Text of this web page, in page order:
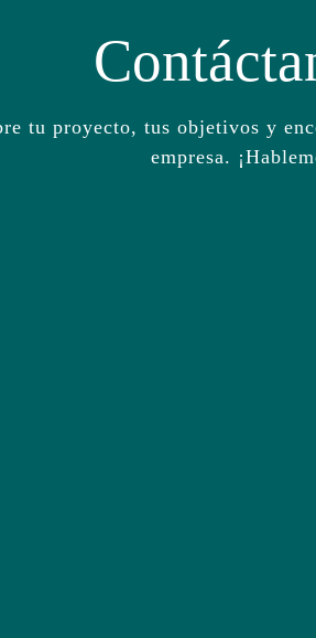
tu proyecto, tus objetivos y
empresa.